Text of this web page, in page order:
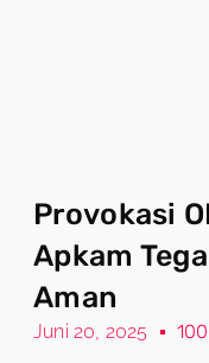
Provokasi
Apkam
Aman
Juni 20, 2025